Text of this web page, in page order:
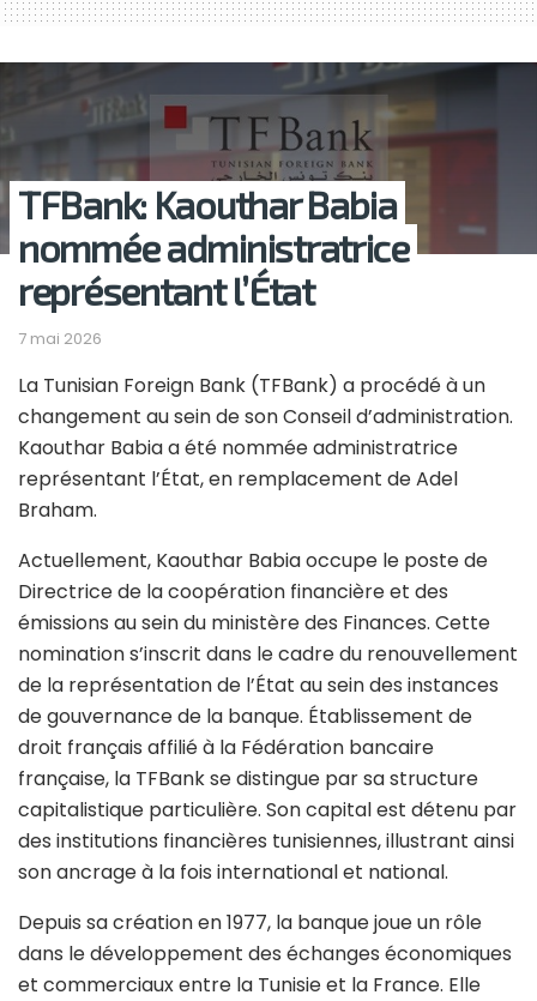
TFBank: Kaouthar Babia
nommée administratrice
représentant l’État
7 mai 2026
La Tunisian Foreign Bank (TFBank) a procédé à un
changement au sein de son Conseil d’administration.
Kaouthar Babia a été nommée administratrice
représentant l’État, en remplacement de Adel
Braham.
Actuellement, Kaouthar Babia occupe le poste de
Directrice de la coopération financière et des
émissions au sein du ministère des Finances. Cette
nomination s’inscrit dans le cadre du renouvellement
de la représentation de l’État au sein des instances
de gouvernance de la banque. Établissement de
droit français affilié à la Fédération bancaire
française, la TFBank se distingue par sa structure
capitalistique particulière. Son capital est détenu par
des institutions financières tunisiennes, illustrant ainsi
son ancrage à la fois international et national.
Depuis sa création en 1977, la banque joue un rôle
dans le développement des échanges économiques
et commerciaux entre la Tunisie et la France. Elle